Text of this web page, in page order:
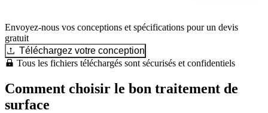
Envoyez-nous vos conceptions et spécifications pour un devis
gratuit
Téléchargez votre conception
Tous les fichiers téléchargés sont sécurisés et confidentiels
Comment choisir le bon traitement de
surface